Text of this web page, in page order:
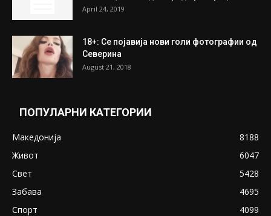
April 24, 2019
18+: Се појавија нови голи фотографии од
Северина
August 21, 2018
ПОПУЛАРНИ КАТЕГОРИИ
Македонија
8188
Живот
6047
Свет
5428
Забава
4695
Спорт
4099